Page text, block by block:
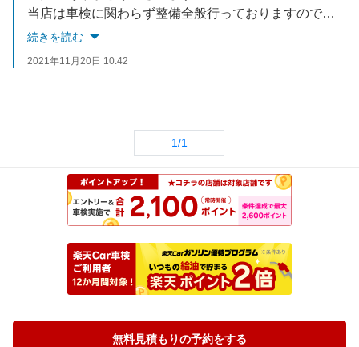
当店は車検に関わらず整備全般行っておりますので、お近くとのことですので何かありましたらお気軽にご連絡下さい！
続きを読む
2021年11月20日 10:42
1/1
無料見積もりの予約をする